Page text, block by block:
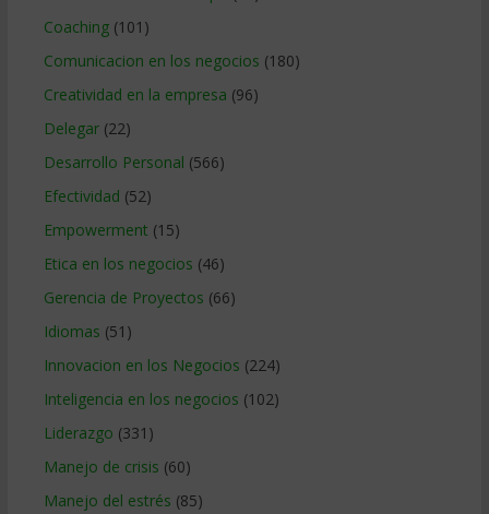
Coaching(101)
Comunicacion en los negocios (180)
Creatividad en la empresa (96)
Delegar(22)
Desarrollo Personal (566)
Efectividad (52)
Empowerment (15)
Etica en los negocios (46)
Gerencia de Proyectos (66)
Idiomas (51)
Innovacion en los Negocios (224)
Inteligencia en los negocios (102)
Liderazgo (331)
Manejo de crisis (60)
Manejo del estrés (85)